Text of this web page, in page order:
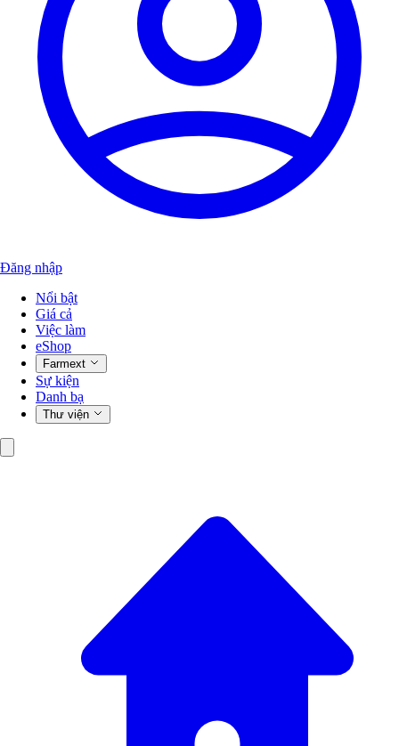
Đăng nhập
Nổi bật
Giá cả
Việc làm
eShop
Farmext
Sự kiện
Danh bạ
Thư viện